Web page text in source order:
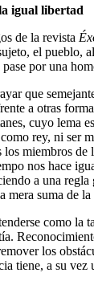
igual libertad
de la revista
el pueblo,
por una
que
a otras
cuyo lema
rey, ni ser
los miembros
nos hace
a una
mera suma de
como la
los
tiene, a su vez